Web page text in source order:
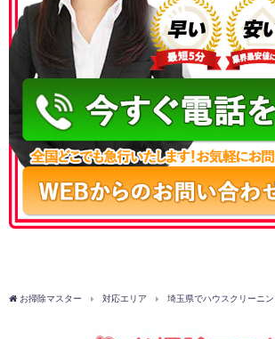
050-3177-
お掃除マスター 対応エリア 埼玉県でハウスクリーニ